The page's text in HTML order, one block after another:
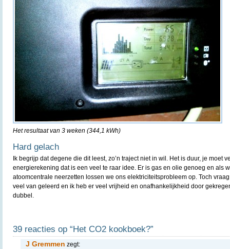
Het resultaat van 3 weken (344,1 kWh)
Hard gelach
Ik begrijp dat degene die dit leest, zo’n traject niet in wil. Het is duur, je moet
energierekening dat is een veel te raar idee. Er is gas en olie genoeg en als
atoomcentrale neerzetten lossen we ons elektriciteitsprobleem op. Toch
veel van geleerd en ik heb er veel vrijheid en onafhankelijkheid door
dubbel.
39 reacties op “Het CO2 kookboek?”
J Gremmen zegt: